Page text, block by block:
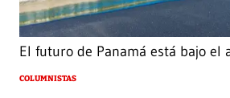
El futuro de Panamá está bajo el
COLUMNISTAS